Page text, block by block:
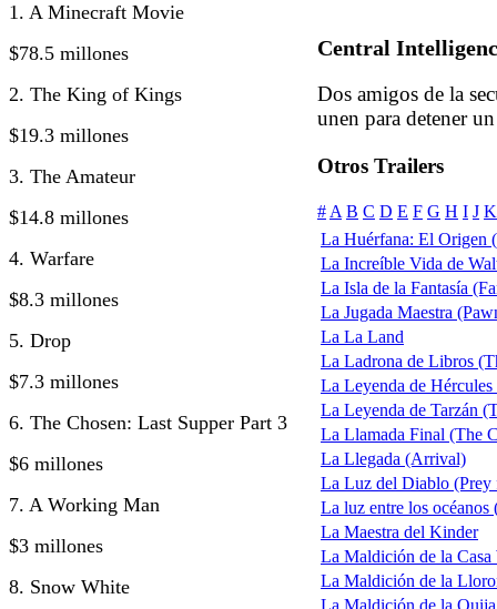
1. A Minecraft Movie
$78.5 millones
2. The King of Kings
$19.3 millones
3. The Amateur
$14.8 millones
4. Warfare
$8.3 millones
5. Drop
$7.3 millones
6. The Chosen: Last Supper Part 3
$6 millones
7. A Working Man
$3 millones
8. Snow White
Central
Dos amigos de la
unen para detener
Otros Trailers
# A B C D E F G H I J K
La Huérfana: El Origen
La Increíble Vida de
La Isla de la Fantasía
La Jugada Maestra
La La Land
La Ladrona de Libros
La Leyenda de
La Leyenda de Tarzán
La Llamada Final (The
La Llegada (Arrival)
La Luz del Diablo
La luz entre los
La Maestra del Kinder
La Maldición de la Casa
La Maldición de la